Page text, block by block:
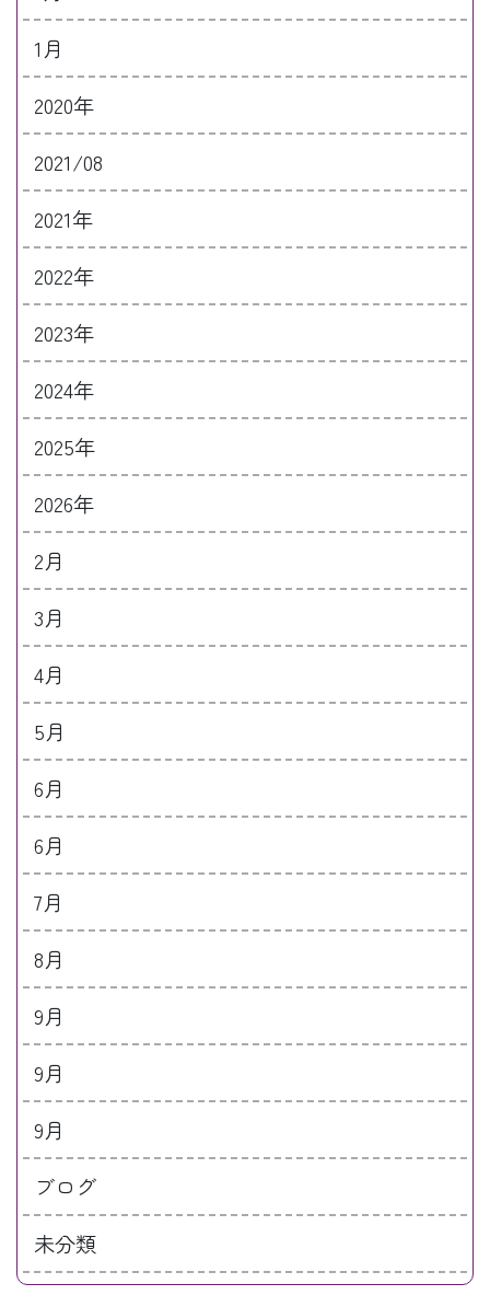
1月
2020年
2021/08
2021年
2022年
2023年
2024年
2025年
2026年
2月
3月
4月
5月
6月
6月
7月
8月
9月
9月
9月
ブログ
未分類